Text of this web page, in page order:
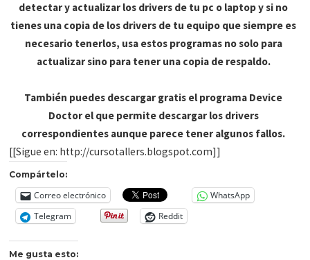
detectar y actualizar los drivers de tu pc o laptop y si no
tienes una copia de los drivers de tu equipo que siempre es
necesario tenerlos, usa estos programas no solo para
actualizar sino para tener una copia de respaldo.
También puedes descargar gratis el programa Device
Doctor el que permite descargar los drivers
correspondientes aunque parece tener algunos fallos.
[[Sigue en: http://cursotallers.blogspot.com]]
Compártelo:
Correo electrónico
WhatsApp
Telegram
Reddit
Me gusta esto: